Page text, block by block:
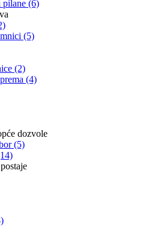
pilane (6)
(5)
(2)
(4)
dozvole
(5)